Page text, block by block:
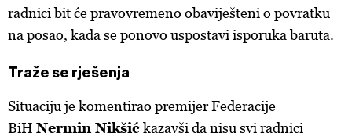
radnici bit će pravovremeno obaviješteni o povratku
na posao, kada se ponovo uspostavi isporuka baruta.
Traže se rješenja
Situaciju je komentirao premijer Federacije
BiH Nermin Nikšićkazavši da nisu svi radnici